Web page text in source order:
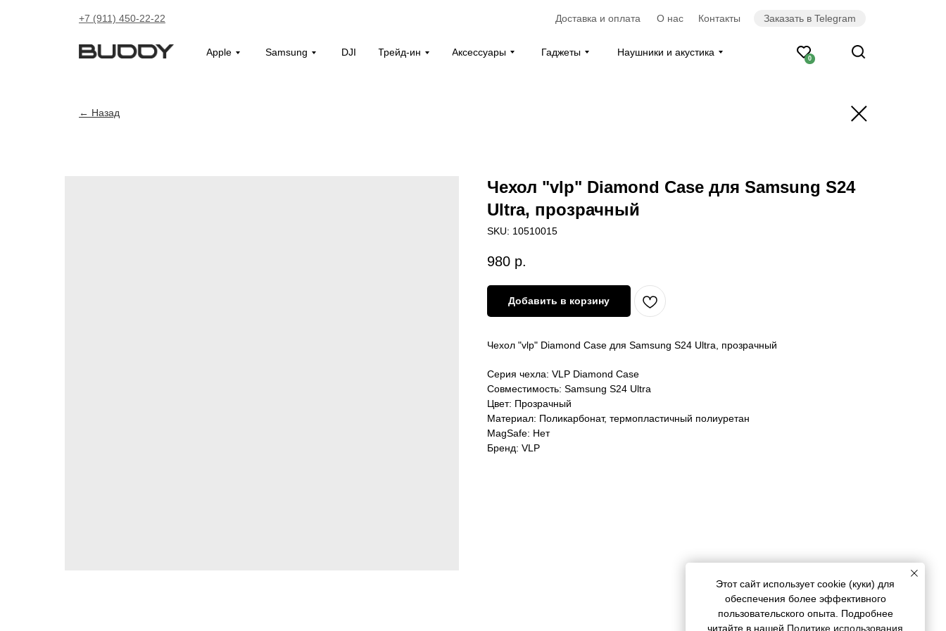
О нас
Доставка и оплата Контакты
+7 (911) 450-22-22
Apple Samsung DJI Трейд-ин Аксессуары Гаджеты Наушники и акустика
0
Заказать в Telegram
Этот сайт использует cookie (куки) для
обеспечения более эффективного
пользовательского опыта. Подробнее
читайте в нашей Политике использования
Назад
Чехол "vlp" Diamond Case для Samsung S24
Ultra, прозрачный
SKU: 10510015
980 р.
Добавить в корзину
Чехол "vlp" Diamond Case для Samsung S24 Ultra, прозрачный
Серия чехла: VLP Diamond Case
Совместимость: Samsung S24 Ultra
Цвет: Прозрачный
Материал: Поликарбонат, термопластичный полиуретан
MagSafe: Нет
Бренд: VLP